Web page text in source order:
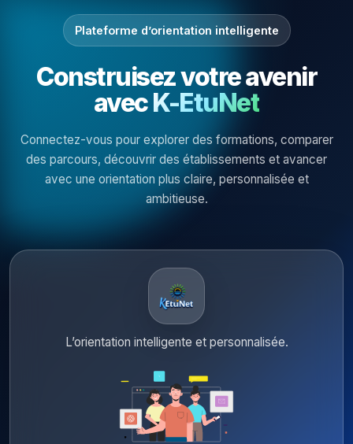
Plateforme d’orientation intelligente
Construisez votre avenir
avecK-EtuNet
Connectez-vous pour explorer des formations, comparer
des parcours, découvrir des établissements et avancer
avec une orientation plus claire, personnalisée et
ambitieuse.
L’orientation intelligente et personnalisée.